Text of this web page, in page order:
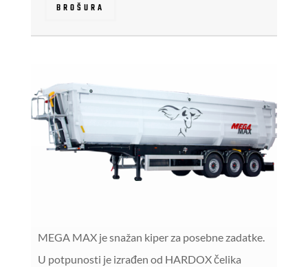
BROŠURA
MEGA MAX je snažan kiper za posebne zadatke.
U potpunosti je izrađen od HARDOX čelika